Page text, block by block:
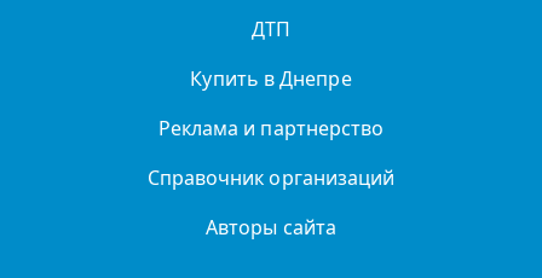
ДТП
Купить в Днепре
Реклама и партнерство
Справочник организаций
Авторы сайта